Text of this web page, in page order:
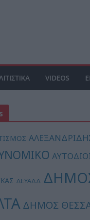
VIDEOS
ΔΕΥΑΔΔ
ΔΗΜΟΣ